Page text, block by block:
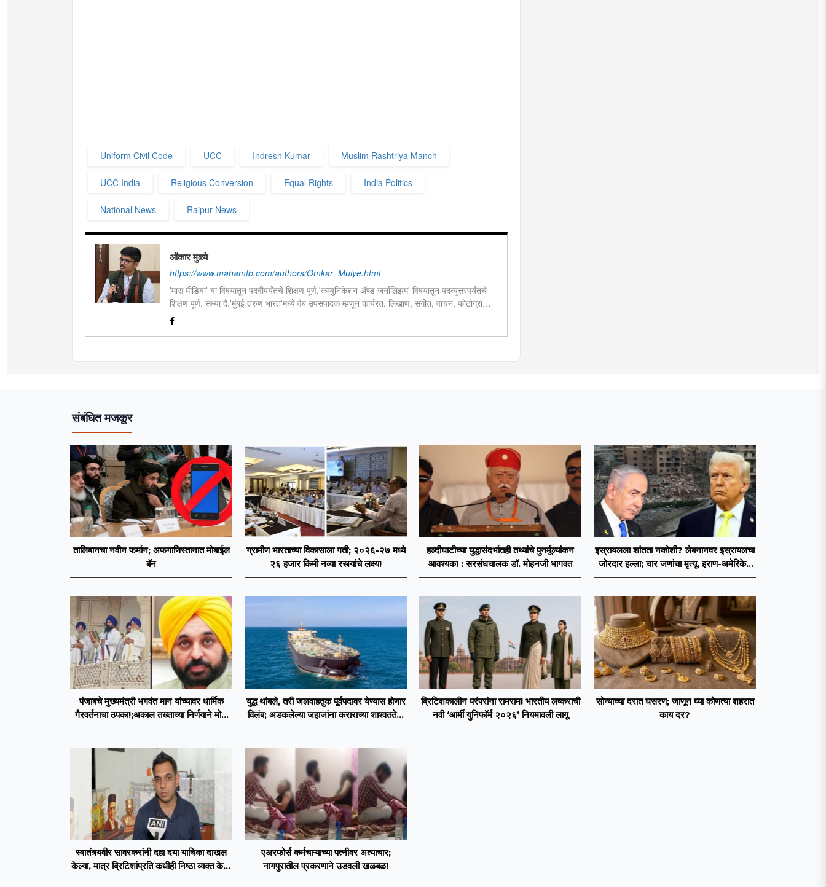
Uniform Civil Code UCC Indresh Kumar Muslim Rashtriya Manch
UCC India Religious Conversion Equal Rights India Politics
National News Raipur News
ओंकार मुळ्ये
https://www.mahamtb.com/authors/Omkar_Mulye.html
'मास मीडिया' या विषयातून पदवीपर्यंतचे शिक्षण पूर्ण.'कम्युनिकेशन ॲण्ड जर्नालिझम' विषयातून पदव्युत्तरपर्यंतचे
शिक्षण पूर्ण. सध्या दै.'मुंबई तरुण भारत'मध्ये वेब उपसंपादक म्हणून कार्यरत. लिखाण, संगीत, वाचन, फोटोग्राफी,
इ.ची आवड.लिवोग्राफी भाषाशैलीत विशेष प्रावीण्य.बालपणापासून रा.स्व.संघाचा स्वयंसेवक
संबंधित मजकूर
तालिबानचा नवीन फर्मान; अफगाणिस्तानात मोबाईल
बॅन
ग्रामीण भारताच्या विकासाला गती; २०२६-२७ मध्ये
२६ हजार किमी नव्या रस्त्यांचे लक्ष्य!
हल्दीघाटीच्या युद्धासंदर्भातही तथ्यांचे पुनर्मूल्यांकन
आवश्यक! : सरसंघचालक डॉ. मोहनजी भागवत
इस्रायलला शांतता नकोशी? लेबनानवर इस्रायलचा
जोरदार हल्ला; चार जणांचा मृत्यू, इराण-अमेरिकेत
आरोप-प्रत्यारोप
पंजाबचे मुख्यमंत्री भगवंत मान यांच्यावर धार्मिक
गैरवर्तनाचा ठपका!;अकाल तख्ताच्या निर्णयाने मोठी
खळबळ
युद्ध थांबले, तरी जलवाहतुक पूर्वपदावर येण्यास होणार
विलंब; अडकलेल्या जहाजांना कराराच्या शाश्वततेची
चिंता.
ब्रिटिशकालीन परंपरांना रामराम! भारतीय लष्कराची
नवी ‘आर्मी युनिफॉर्म २०२६’ नियमावली लागू
सोन्याच्या दरात घसरण; जाणून घ्या कोणत्या शहरात
काय दर?
स्वातंत्र्यवीर सावरकरांनी दहा दया याचिका दाखल
केल्या, मात्र ब्रिटिशांप्रति कधीही निष्ठा व्यक्त केली
नाही’! पणतू सात्यकी सावरकर यांनी न्यायालयात
एअरफोर्स कर्मचाऱ्याच्या पत्नीवर अत्याचार;
नागपुरातील प्रकरणाने उडवली खळबळ!